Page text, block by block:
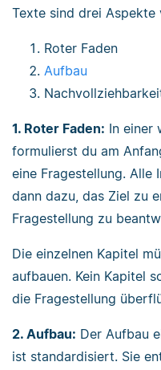
Texte sind drei Aspekte
Roter Faden
Aufbau
1. Roter Faden: In einer
formulierst du am
eine Fragestellung. Alle
dann dazu, das Ziel zu
Fragestellung zu
Die einzelnen Kapitel
aufbauen. Kein Kapitel
die Fragestellung
2. Aufbau: Der Aufbau
ist standardisiert. Sie